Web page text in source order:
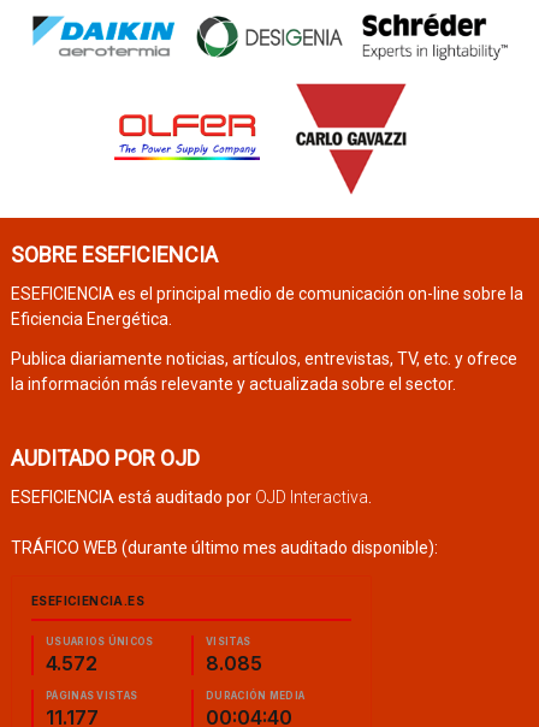
SOBRE ESEFICIENCIA
ESEFICIENCIA es el principal medio de comunicación on-line sobre la
Eficiencia Energética.
Publica diariamente noticias, artículos, entrevistas, TV, etc. y ofrece
la información más relevante y actualizada sobre el sector.
AUDITADO POR OJD
ESEFICIENCIA está auditado por OJD Interactiva
TRÁFICO WEB (durante último mes auditado disponible):